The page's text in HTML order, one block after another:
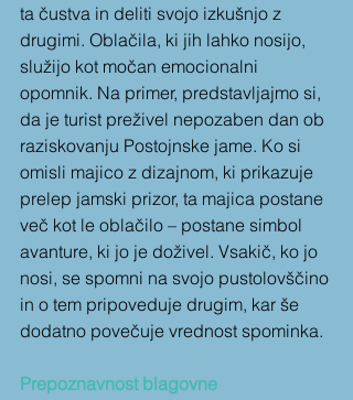
ta čustva in deliti svojo izkušnjo z
drugimi. Oblačila, ki jih lahko nosijo,
služijo kot močan emocionalni
opomnik. Na primer, predstavljajmo si,
da je turist preživel nepozaben dan ob
raziskovanju Postojnske jame. Ko si
omisli majico z dizajnom, ki prikazuje
prelep jamski prizor, ta majica postane
več kot le oblačilo – postane simbol
avanture, ki jo je doživel. Vsakič, ko jo
nosi, se spomni na svojo pustolovščino
in o tem pripoveduje drugim, kar še
dodatno povečuje vrednost spominka.
Prepoznavnost blagovne